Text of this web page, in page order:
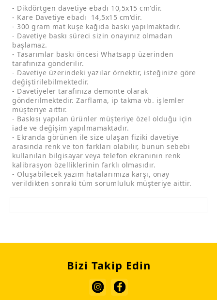
- Dikdörtgen davetiye ebadı 10,5x15 cm'dir.
- Kare Davetiye ebadı 14,5x15 cm'dir.
- 300 gram mat kuşe kağıda baskı yapılmaktadır.
- Davetiye baskı süreci sizin onayınız olmadan
başlamaz.
- Tasarımlar baskı öncesi Whatsapp üzerinden
tarafınıza gönderilir.
- Davetiye üzerindeki yazılar örnektir, isteğinize göre
değiştirilebilmektedir.
- Davetiyeler tarafınıza demonte olarak
gönderilmektedir. Zarflama, ip takma vb. işlemler
müşteriye aittir.
- Baskısı yapılan ürünler müşteriye özel olduğu için
iade ve değişim yapılmamaktadır.
- Ekranda görünen ile size ulaşan fiziki davetiye
arasında renk ve ton farkları olabilir, bunun sebebi
kullanılan bilgisayar veya telefon ekranının renk
kalibrasyon özelliklerinin farklı olmasıdır.
- Oluşabilecek yazım hatalarımıza karşı, onay
verildikten sonraki tüm sorumluluk müşteriye aittir.
Bizi Takip Edin